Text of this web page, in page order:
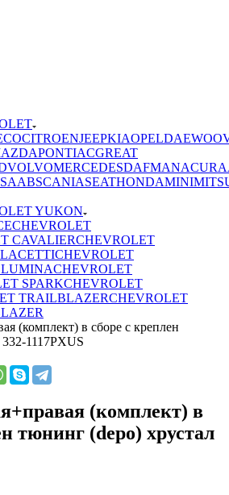
CITROENJEEPKIAOPELDAEWOO
PONTIACGREAT
VOLVOMERCEDESDAFMANACURA
SAABSCANIASEATHONDAMINI
YUKON
CHEVROLET
CAVALIERCHEVROLET
CHEVROLET
CHEVROLET
SPARKCHEVROLET
TRAILBLAZERCHEVROLET
(комплект) в сборе с креплен
1117PXUS
(комплект) в
тюнинг (depo) хрустал